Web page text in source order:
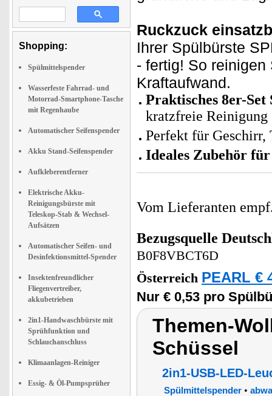
Shopping:
Spülmittelspender
Wasserfeste Fahrrad- und
Motorrad-Smartphone-Tasche
mit Regenhaube
Automatischer Seifenspender
Akku Stand-Seifenspender
Aufkleberentferner
Elektrische Akku-
Reinigungsbürste mit
Teleskop-Stab & Wechsel-
Aufsätzen
Automatischer Seifen- und
Desinfektionsmittel-Spender
Insektenfreundlicher
Fliegenvertreiber,
akkubetrieben
2in1-Handwaschbürste mit
Sprühfunktion und
Schlauchanschluss
Klimaanlagen-Reiniger
Essig- & Öl-Pumpsprüher
Ruckzuck
Ihrer Spülbürste
- fertig! So
Kraftaufwand.
Praktisches 8er-Set
kratzfreie Reinigung
Perfekt für Geschirr,
Ideales Zubehör
Vom Lieferanten
Bezugsquelle
B0F8VBCT6D
Österreich PEARL €
Nur € 0,53 pro
Themen-
Schüssel
2in1-USB-LED-
Spülmittelspender•